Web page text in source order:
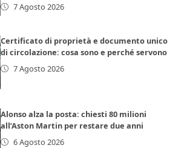
7 Agosto 2026
Certificato di proprietà e documento unico
di circolazione: cosa sono e perché servono
7 Agosto 2026
Alonso alza la posta: chiesti 80 milioni
all’Aston Martin per restare due anni
6 Agosto 2026